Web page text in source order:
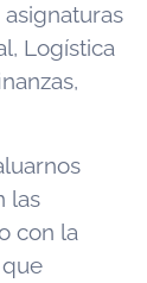
Logística
las
con la